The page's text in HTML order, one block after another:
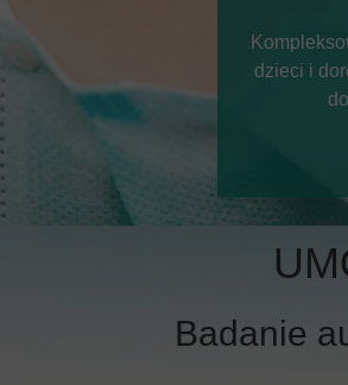
dzieci i
Badanie